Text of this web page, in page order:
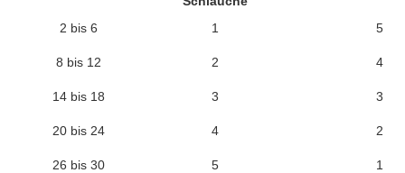
2 bis 6 1 5
8 bis 12 2 4
14 bis 18 3 3
20 bis 24 4 2
26 bis 30 5 1